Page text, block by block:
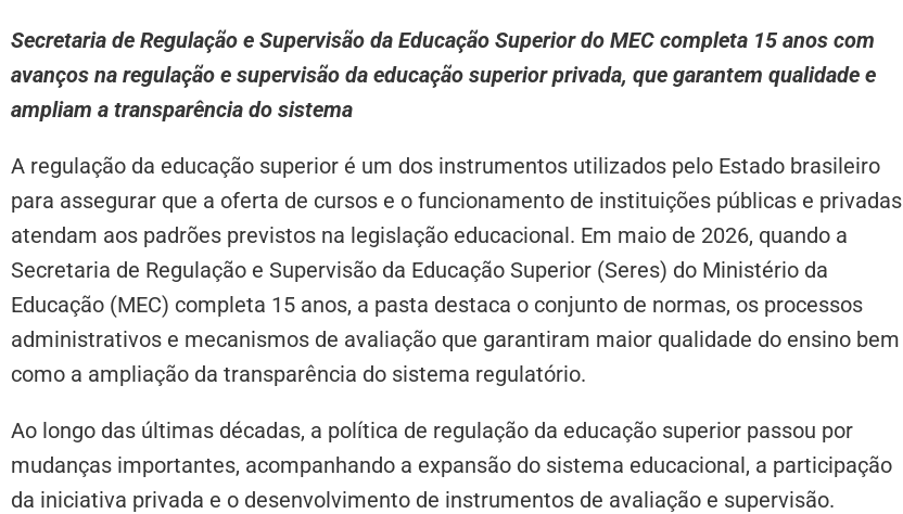
Secretaria de Regulação e Supervisão da Educação Superior do MEC completa 15 anos com
avanços na regulação e supervisão da educação superior privada, que garantem qualidade e
ampliam a transparência do sistema
A regulação da educação superior é um dos instrumentos utilizados pelo Estado brasileiro
para assegurar que a oferta de cursos e o funcionamento de instituições públicas e privadas
atendam aos padrões previstos na legislação educacional. Em maio de 2026, quando a
Secretaria de Regulação e Supervisão da Educação Superior (Seres) do Ministério da
Educação (MEC) completa 15 anos, a pasta destaca o conjunto de normas, os processos
administrativos e mecanismos de avaliação que garantiram maior qualidade do ensino bem
como a ampliação da transparência do sistema regulatório.
Ao longo das últimas décadas, a política de regulação da educação superior passou por
mudanças importantes, acompanhando a expansão do sistema educacional, a participação
da iniciativa privada e o desenvolvimento de instrumentos de avaliação e supervisão.